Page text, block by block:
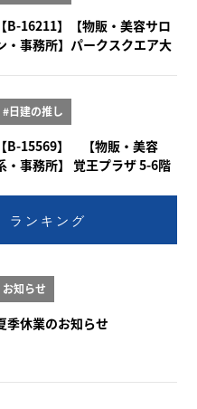
【B-16211】【物販・美容サロ
・事務所】パークスクエア大
#日建の推し
【B-15569】 【物販・美容
・事務所】 覚王プラザ 5-6階
ランキング
お知らせ
季休業のお知らせ